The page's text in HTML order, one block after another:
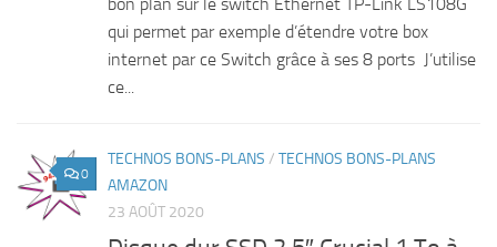
qui permet par exemple d’étendre votre box
internet par ce Switch grâce à ses 8 ports J’utilise
ce...
0
TECHNOS BONS-PLANS / TECHNOS BONS-PLANS
AMAZON
23 AOÛT 2020